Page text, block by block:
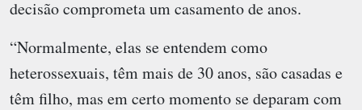
decisão comprometa um casamento de anos.
“Normalmente, elas se entendem como
heterossexuais, têm mais de 30 anos, são casadas e
têm filho, mas em certo momento se deparam com